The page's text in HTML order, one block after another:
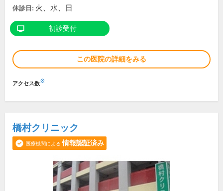
休診日: 火、水、日
初診受付
この医院の詳細をみる
アクセス数※
橋村クリニック
医療機関による 情報認証済み